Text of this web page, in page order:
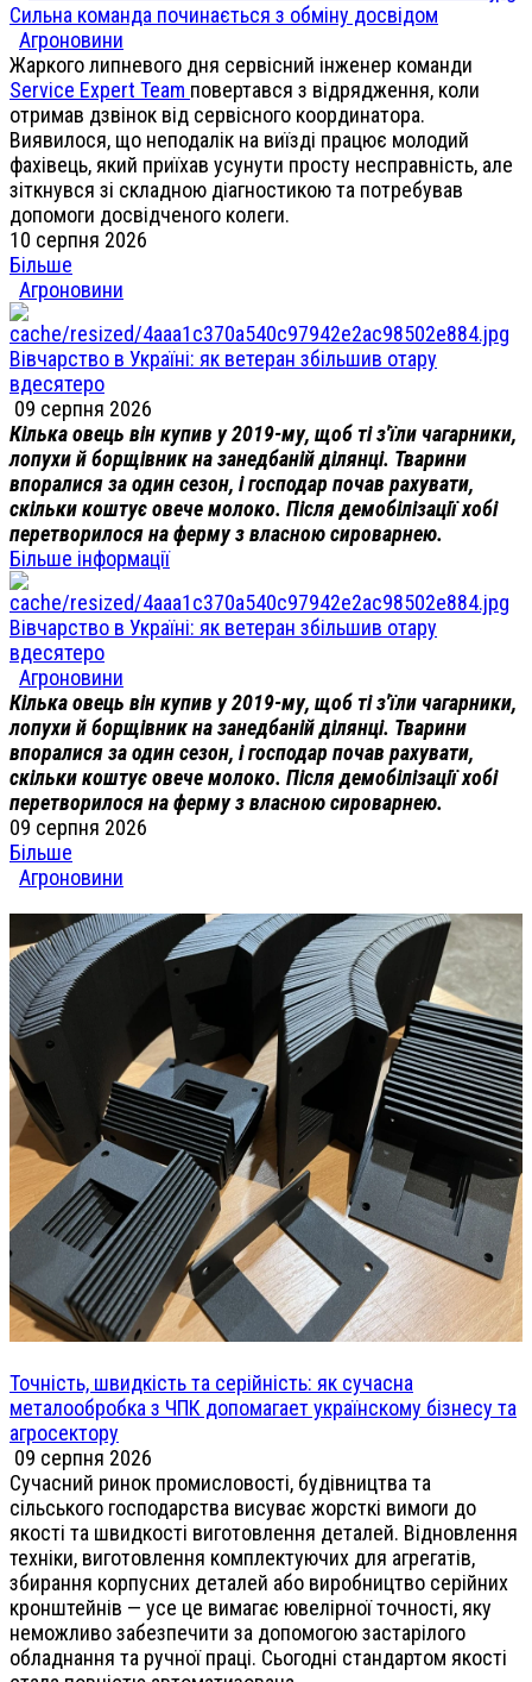
Сильна команда починається з обміну досвідом
Агроновини
Жаркого липневого дня сервісний інженер команди
Service Expert Team повертався з відрядження, коли
отримав дзвінок від сервісного координатора.
Виявилося, що неподалік на виїзді працює молодий
фахівець, який приїхав усунути просту несправність, але
зіткнувся зі складною діагностикою та потребував
допомоги досвідченого колеги.
10 серпня 2026
Більше
Агроновини
Вівчарство в Україні: як ветеран збільшив отару
вдесятеро
09 серпня 2026
Кілька овець він купив у 2019-му, щоб ті з'їли чагарники,
лопухи й борщівник на занедбаній ділянці. Тварини
впоралися за один сезон, і господар почав рахувати,
скільки коштує овече молоко. Після демобілізації хобі
перетворилося на ферму з власною сироварнею.
Більше інформації
Вівчарство в Україні: як ветеран збільшив отару
вдесятеро
Агроновини
Кілька овець він купив у 2019-му, щоб ті з'їли чагарники,
лопухи й борщівник на занедбаній ділянці. Тварини
впоралися за один сезон, і господар почав рахувати,
скільки коштує овече молоко. Після демобілізації хобі
перетворилося на ферму з власною сироварнею.
09 серпня 2026
Більше
Агроновини
Точність, швидкість та серійність: як сучасна
металообробка з ЧПК допомагает українскому бізнесу та
агросектору
09 серпня 2026
Сучасний ринок промисловості, будівництва та
сільського господарства висуває жорсткі вимоги до
якості та швидкості виготовлення деталей. Відновлення
техніки, виготовлення комплектуючих для агрегатів,
збирання корпусних деталей або виробництво серійних
кронштейнів — усе це вимагає ювелірної точності, яку
неможливо забезпечити за допомогою застарілого
обладнання та ручної праці. Сьогодні стандартом якості